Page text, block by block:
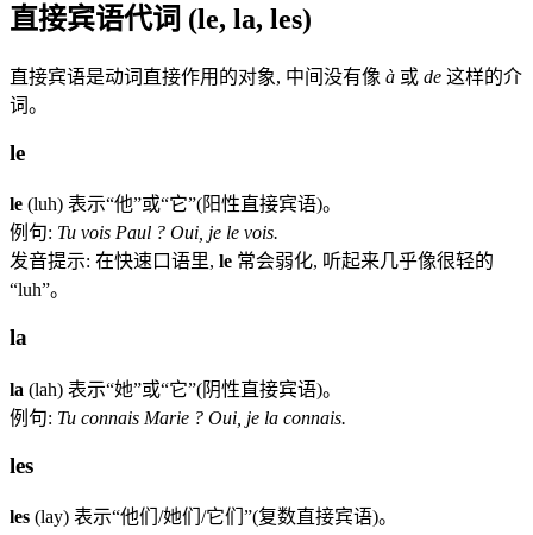
直接宾语代词 (le, la, les)
直接宾语是动词直接作用的对象, 中间没有像 à 或 de 这样的介
词。
le
le (luh) 表示“他”或“它”(阳性直接宾语)。
例句: Tu vois Paul ? Oui, je le vois.
发音提示: 在快速口语里, le 常会弱化, 听起来几乎像很轻的
“luh”。
la
la (lah) 表示“她”或“它”(阴性直接宾语)。
例句: Tu connais Marie ? Oui, je la connais.
les
les (lay) 表示“他们/她们/它们”(复数直接宾语)。